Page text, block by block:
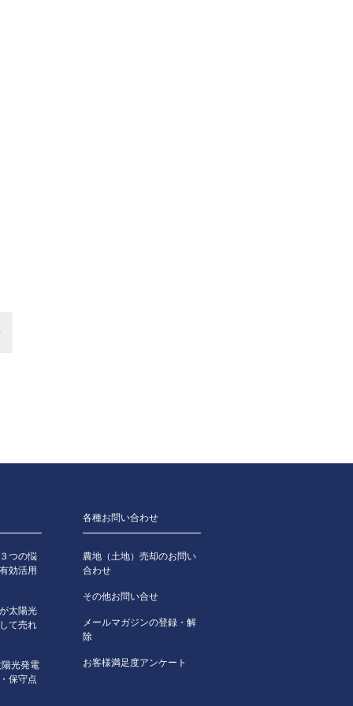
つの悩
効活用
太陽光
て売れ
光発電
保守点
各種お問い合わせ
農地（土地）売却のお問い
合わせ
その他お問い合せ
メールマガジンの登録・解
除
お客様満足度アンケート